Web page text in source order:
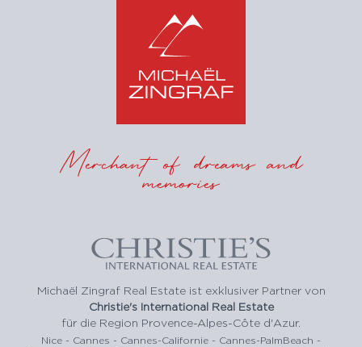
Merchant of dreams and
memories
Michaël Zingraf Real Estate ist exklusiver Partner von
Christie's International Real Estate
für die Region Provence-Alpes-Côte d'Azur.
Nice - Cannes - Cannes-Californie - Cannes-PalmBeach -